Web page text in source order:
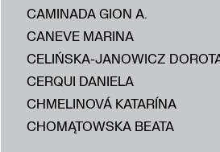
CAMINADA GION A.
CANEVE MARINA
CELIŃSKA-JANOWICZ
CERQUI DANIELA
CHMELINOVÁ KATARÍNA
CHOMĄTOWSKA BEATA